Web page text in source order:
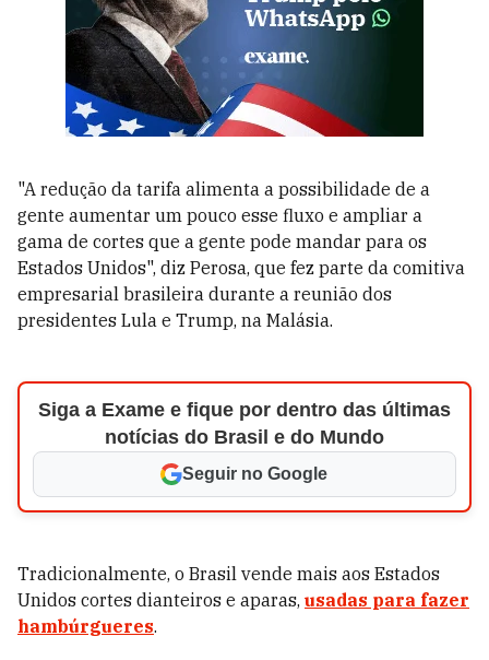
"A redução da tarifa alimenta a possibilidade de a
gente aumentar um pouco esse fluxo e ampliar a
gama de cortes que a gente pode mandar para os
Estados Unidos", diz Perosa, que fez parte da comitiva
empresarial brasileira durante a reunião dos
presidentes Lula e Trump, na Malásia.
Siga a Exame e fique por dentro das últimas
notícias do Brasil e do Mundo
Seguir no Google
Tradicionalmente, o Brasil vende mais aos Estados
Unidos cortes dianteiros e aparas, usadas para fazer
hambúrgueres.